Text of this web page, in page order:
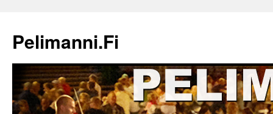
Pelimanni.Fi